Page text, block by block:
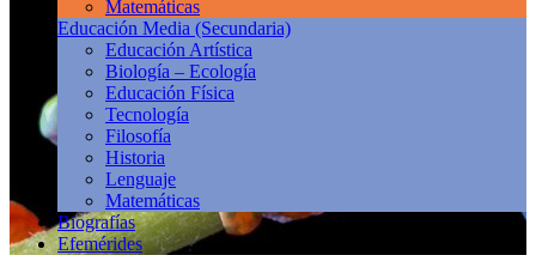
Matemáticas
Educación Media (Secundaria)
Educación Artística
Biología – Ecología
Educación Física
Tecnología
Filosofía
Historia
Lenguaje
Matemáticas
Biografías
Efemérides